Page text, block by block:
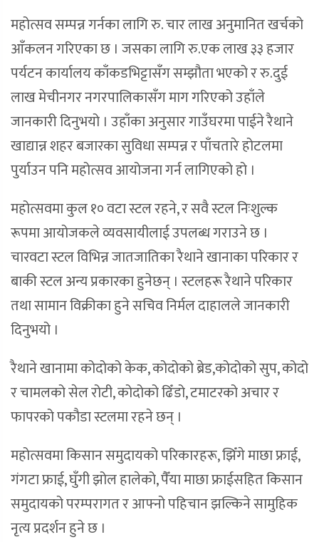
महोत्सव सम्पन्न गर्नका लागि रु. चार लाख अनुमानित खर्चको
आँकलन गरिएका छ । जसका लागि रु.एक लाख ३३ हजार
पर्यटन कार्यालय काँकडभिट्टासँग सम्झौता भएको र रु.दुई
लाख मेचीनगर नगरपालिकासँग माग गरिएको उहाँले
जानकारी दिनुभयो । उहाँका अनुसार गाउँघरमा पाईने रैथाने
खाद्यान्न शहर बजारका सुविधा सम्पन्न र पाँचतारे होटलमा
पुर्याउन पनि महोत्सव आयोजना गर्न लागिएको हो ।
महोत्सवमा कुल १० वटा स्टल रहने, र सवै स्टल निःशुल्क
रूपमा आयोजकले व्यवसायीलाई उपलब्ध गराउने छ ।
चारवटा स्टल विभिन्न जातजातिका रैथाने खानाका परिकार र
बाकी स्टल अन्य प्रकारका हुनेछन् । स्टलहरू रैथाने परिकार
तथा सामान विक्रीका हुने सचिव निर्मल दाहालले जानकारी
दिनुभयो ।
रैथाने खानामा कोदोको केक, कोदोको ब्रेड,कोदोको सुप, कोदो
र चामलको सेल रोटी, कोदोको ढिँडो, टमाटरको अचार र
फापरको पकौडा स्टलमा रहने छन् ।
महोत्सवमा किसान समुदायको परिकारहरू, झिँगे माछा फ्राई,
गंगटा फ्राई, घुँगी झोल हालेको, पैँया माछा फ्राईसहित किसान
समुदायको परम्परागत र आफ्नो पहिचान झल्किने सामुहिक
नृत्य प्रदर्शन हुने छ ।